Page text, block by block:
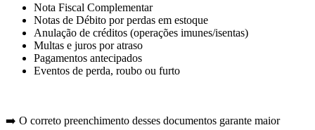
Nota Fiscal Complementar
Notas de Débito por perdas em estoque
Anulação de créditos (operações imunes/isentas)
Multas e juros por atraso
Pagamentos antecipados
Eventos de perda, roubo ou furto
➡️ O correto preenchimento desses documentos garante maior